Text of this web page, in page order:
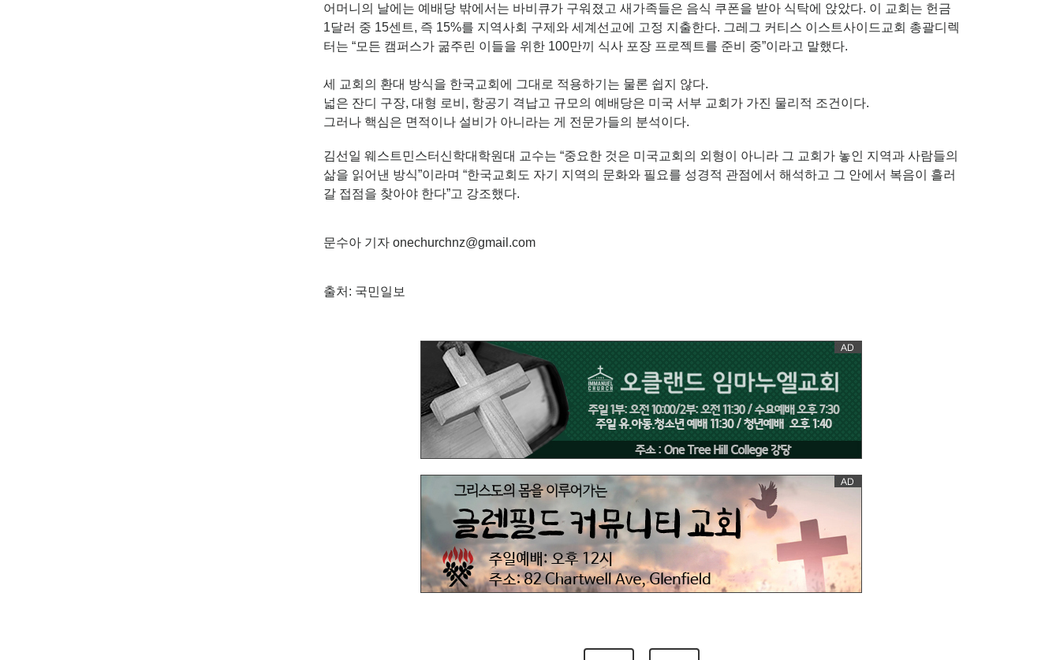
어머니의 날에는 예배당 밖에서는 바비큐가 구워졌고 새가족들은 음식 쿠폰을 받아 식탁에 앉았다. 이 교회는 헌금
1달러 중 15센트, 즉 15%를 지역사회 구제와 세계선교에 고정 지출한다. 그레그 커티스 이스트사이드교회 총괄디렉
터는 “모든 캠퍼스가 굶주린 이들을 위한 100만끼 식사 포장 프로젝트를 준비 중”이라고 말했다.
세 교회의 환대 방식을 한국교회에 그대로 적용하기는 물론 쉽지 않다.
넓은 잔디 구장, 대형 로비, 항공기 격납고 규모의 예배당은 미국 서부 교회가 가진 물리적 조건이다.
그러나 핵심은 면적이나 설비가 아니라는 게 전문가들의 분석이다.
김선일 웨스트민스터신학대학원대 교수는 “중요한 것은 미국교회의 외형이 아니라 그 교회가 놓인 지역과 사람들의
삶을 읽어낸 방식”이라며 “한국교회도 자기 지역의 문화와 필요를 성경적 관점에서 해석하고 그 안에서 복음이 흘러
갈 접점을 찾아야 한다”고 강조했다.
문수아 기자 onechurchnz@gmail.com
출처: 국민일보